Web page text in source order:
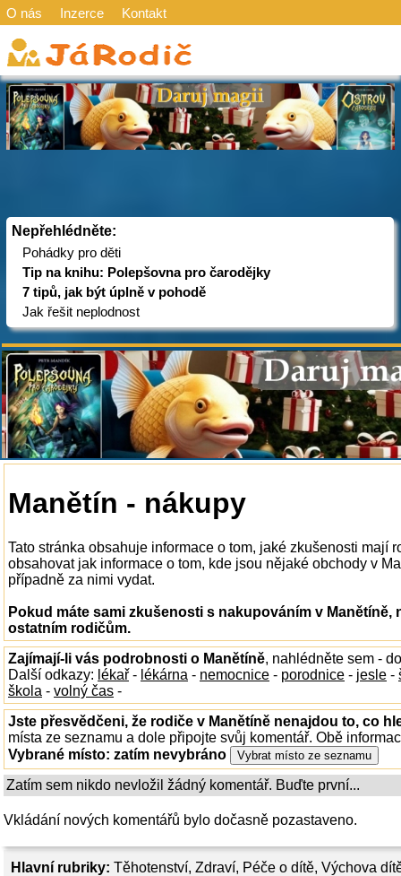
O nás Inzerce Kontakt
Nepřehlédněte:
Pohádky pro děti
Tip na knihu: Polepšovna pro čarodějky
7 tipů, jak být úplně v pohodě
Jak řešit neplodnost
Hlavní rubriky: Těhotenství, Zdraví, Péče o dítě, Výchova
Manětín - nákupy
Tato stránka obsahuje informace o tom, jaké zkušenosti mají
obsahovat jak informace o tom, kde jsou nějaké obchody v
případně za nimi vydat.
Pokud máte sami zkušenosti s nakupováním v Manětíně,
ostatním rodičům.
Zajímají-li vás podrobnosti o Manětíně, nahlédněte sem -
Další odkazy: lékař - lékárna - nemocnice - porodnice - jesle -
škola - volný čas -
Jste přesvědčeni, že rodiče v Manětíně nenajdou to, co
místa ze seznamu a dole připojte svůj komentář. Obě
Vybrané místo: zatím nevybráno
Zatím sem nikdo nevložil žádný komentář. Buďte první...
Vkládání nových komentářů bylo dočasně pozastaveno.